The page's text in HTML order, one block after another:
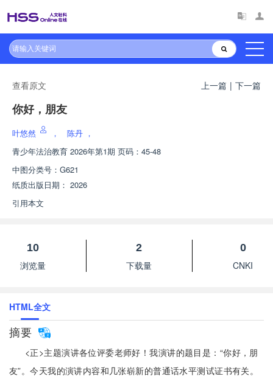
查看原文 上一篇 | 下一篇
你好，朋友
叶悠然 ， 陈丹 ，
青少年法治教育 2026年第1期 页码：45-48
中图分类号： G621
纸质出版日期： 2026
引用本文
10
浏览量
2
下载量
0
CNKI
HTML全文
摘要
<正>主题演讲各位评委老师好！我演讲的题目是：“你好，朋
友”。今天我的演讲内容和几张崭新的普通话水平测试证书有关。